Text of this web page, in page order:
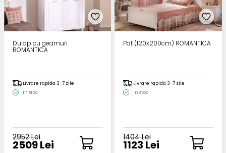
Dulap cu geamuri
ROMANTICA
Livrare rapida 3-7 zile
In stoc
2952 Lei
2509 Lei
Pat (120x200cm) ROMANTICA
Livrare rapida 3-7 zile
In stoc
1404 Lei
1123 Lei